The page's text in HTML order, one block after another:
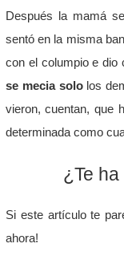
Después la mamá
sentó en la misma
con el columpio e dio
se mecia sololos
vieron, cuentan, que
determinada como
¿Te
Si este artículo te
ahora!